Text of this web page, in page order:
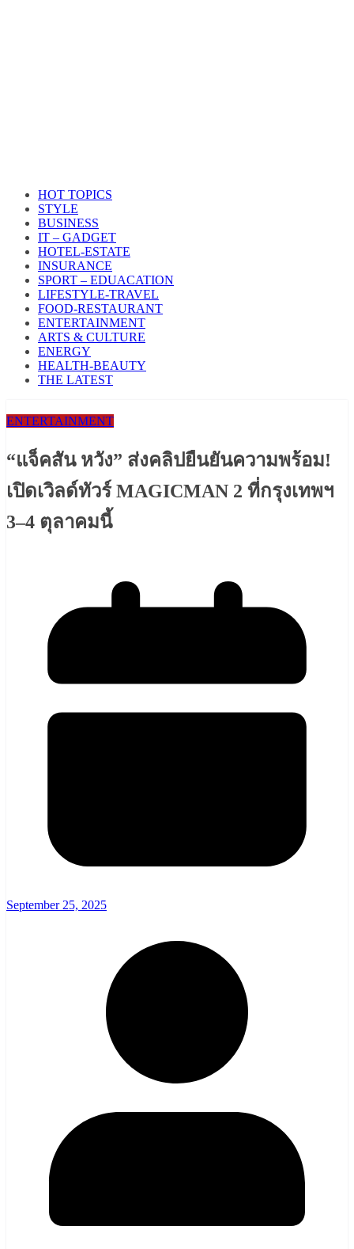
HOT TOPICS
STYLE
BUSINESS
IT – GADGET
HOTEL-ESTATE
INSURANCE
SPORT – EDUACATION
LIFESTYLE​-TRAVEL​
FOOD-RESTAURANT
ENTERTAINMENT
ARTS & CULTURE
ENERGY
HEALTH​-BEAUTY
THE LATEST
ENTERTAINMENT
“แจ็คสัน หวัง” ส่งคลิปยืนยันความพร้อม!
เปิดเวิลด์ทัวร์ MAGICMAN 2 ที่กรุงเทพฯ
3–4 ตุลาคมนี้
September 25, 2025